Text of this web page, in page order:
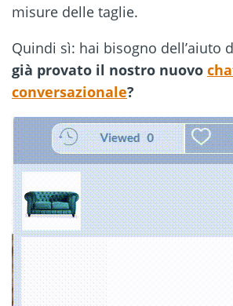
misure delle taglie.
Quindi sì: hai bisogno dell’aiuto
già provato il nostro nuovo
conversazionale?